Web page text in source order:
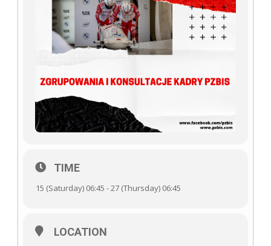
TIME
15 (Saturday) 06:45 - 27 (Thursday) 06:45
LOCATION